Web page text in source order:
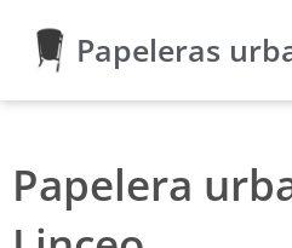
contenido
Papeleras
Papelera